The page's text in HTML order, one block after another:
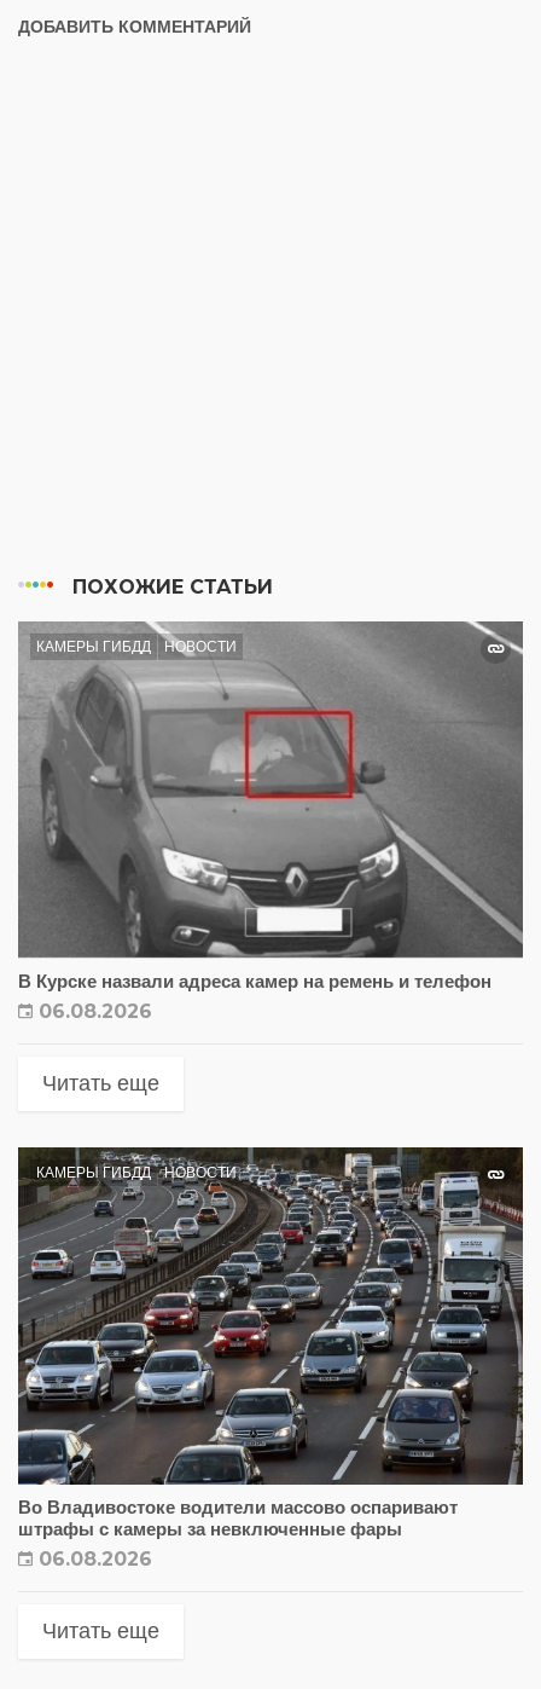
ДОБАВИТЬ КОММЕНТАРИЙ
ПОХОЖИЕ СТАТЬИ
КАМЕРЫ ГИБДД НОВОСТИ
В Курске назвали адреса камер на ремень и телефон
06.08.2026
Читать еще
КАМЕРЫ ГИБДД НОВОСТИ
Во Владивостоке водители массово оспаривают
штрафы с камеры за невключенные фары
06.08.2026
Читать еще